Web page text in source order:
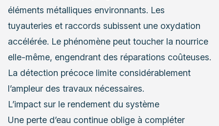
éléments métalliques environnants. Les
tuyauteries et raccords subissent une oxydation
accélérée. Le phénomène peut toucher la nourrice
elle-même, engendrant des réparations coûteuses.
La détection précoce limite considérablement
l’ampleur des travaux nécessaires.
L’impact sur le rendement du système
Une perte d’eau continue oblige à compléter